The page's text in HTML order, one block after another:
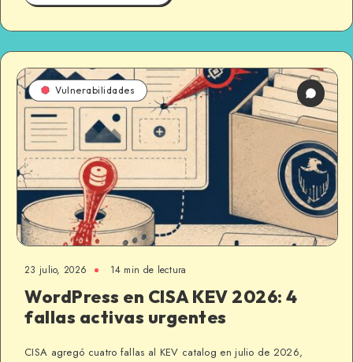
Vulnerabilidades
23 julio, 2026 14 min de lectura
WordPress en CISA KEV 2026: 4
fallas activas urgentes
CISA agregó cuatro fallas al KEV catalog en julio de 2026,